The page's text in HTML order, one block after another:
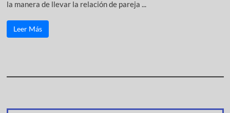
la manera de llevar la relación de pareja ...
Leer Más